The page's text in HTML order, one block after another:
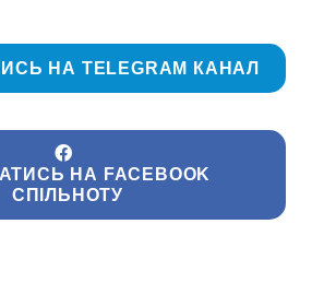
НА TELEGRAM КАНАЛ
НА FACEBOOK
СПІЛЬНОТУ